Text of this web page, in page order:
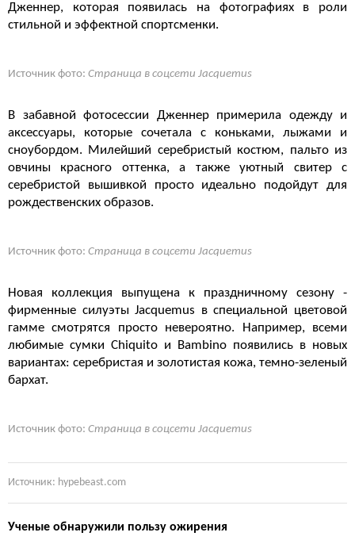
Дженнер, которая появилась на фотографиях в роли
стильной и эффектной спортсменки.
Источник фото: Страница в соцсети Jacquemus
В забавной фотосессии Дженнер примерила одежду и
аксессуары, которые сочетала с коньками, лыжами и
сноубордом. Милейший серебристый костюм, пальто из
овчины красного оттенка, а также уютный свитер с
серебристой вышивкой просто идеально подойдут для
рождественских образов.
Источник фото: Страница в соцсети Jacquemus
Новая коллекция выпущена к праздничному сезону -
фирменные силуэты Jacquemus в специальной цветовой
гамме смотрятся просто невероятно. Например, всеми
любимые сумки Chiquito и Bambino появились в новых
вариантах: серебристая и золотистая кожа, темно-зеленый
бархат.
Источник фото: Страница в соцсети Jacquemus
Источник: hypebeast.com
Ученые обнаружили пользу ожирения